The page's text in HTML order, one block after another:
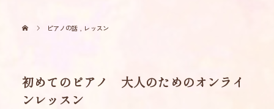
ピアノの話 , レッスン
初めてのピアノ 大人のためのオンライ
ンレッスン